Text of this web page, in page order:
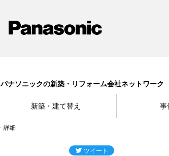
パナソニックの新築・リフォーム会社ネットワーク
新築・建て替え 事
詳細